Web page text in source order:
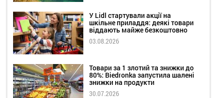
У Lidl стартували акції на
шкільне приладдя: деякі товари
віддають майже безкоштовно
03.08.2026
Товари за 1 злотий та знижки до
80%: Biedronka запустила шалені
знижки на продукти
30.07.2026